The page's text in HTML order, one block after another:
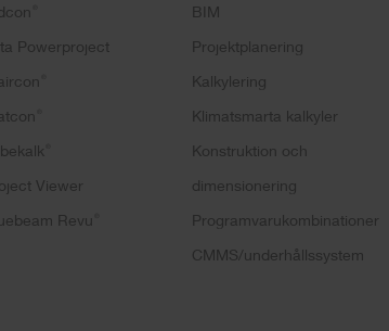
Powerproject
Viewer
Revu
BIM
Projektplanering
Kalkylering
Klimatsmarta kalkyler
Konstruktion och
dimensionering
Programvarukombinationer
CMMS/underhållssystem